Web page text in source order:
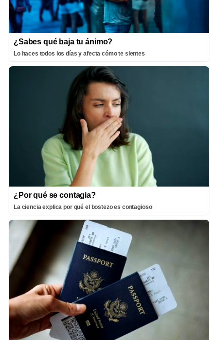
¿Sabes qué baja tu ánimo?
Lo haces todos los días y afecta cómo te sientes
¿Por qué se contagia?
La ciencia explica por qué el bostezo es contagioso